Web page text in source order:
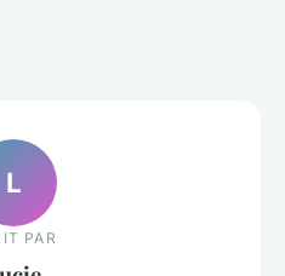
L
PAR